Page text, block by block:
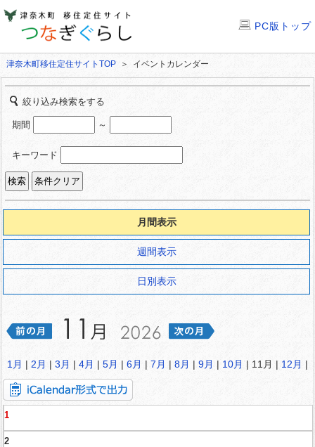
PC版トップ
津奈木町移住定住サイトTOP ＞ イベントカレンダー
絞り込み検索をする
期間 ～
キーワード
月間表示
週間表示
日別表示
1月 | 2月 | 3月 | 4月 | 5月 | 6月 | 7月 | 8月 | 9月 | 10月 | 11月 | 12月 |
1
2